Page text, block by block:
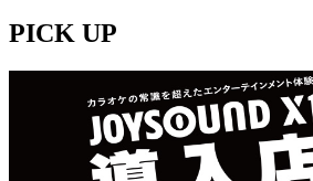
PICK UP